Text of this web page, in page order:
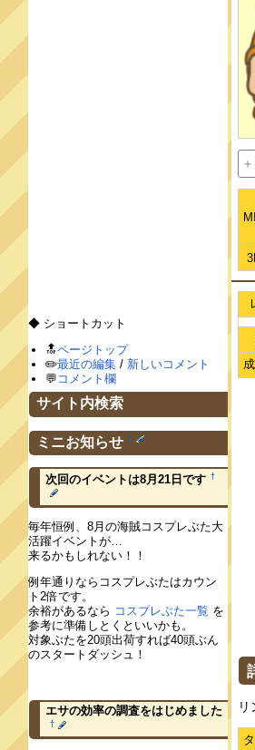
◆ ショートカット
🔝ページトップ
✏️最近の編集 / 新しいコメント
💬 コメント欄
サイト内検索
ミニお知らせ †
次回のイベントは8月21日です †
毎年恒例、8月の海賊コスプレぶた大
活躍イベントが…
来るかもしれない！！
例年通りならコスプレぶたはカウン
ト2倍です。
余裕があるなら コスプレぶた一覧 を
参考に準備しとくといいかも。
対象ぶたを20頭出荷すれば40頭ぶん
のスタートダッシュ！
エサの効率の調査をはじめました
†